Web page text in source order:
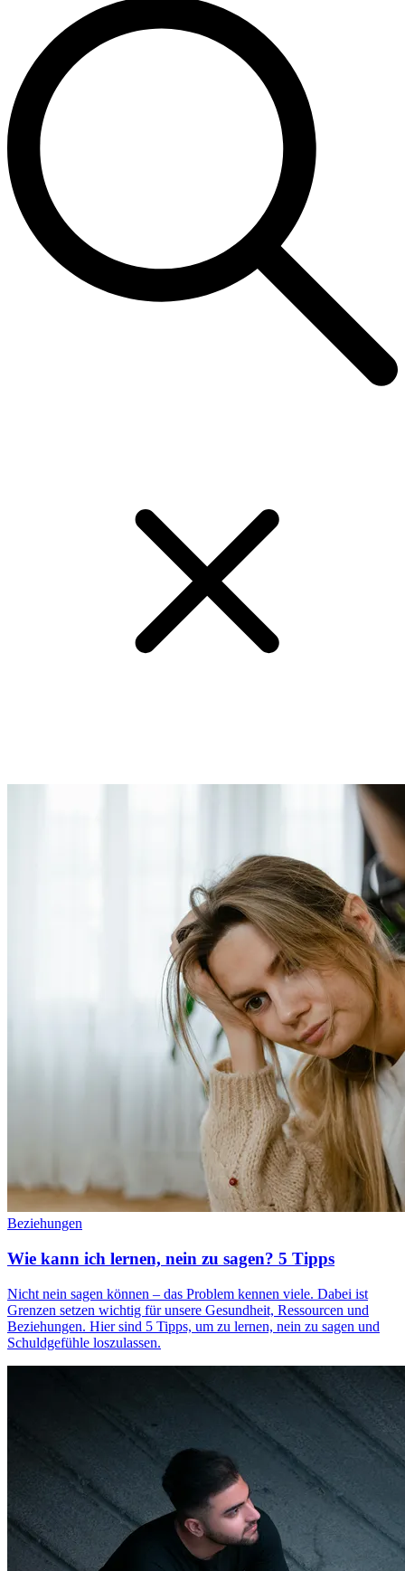
Beziehungen
Wie kann ich lernen, nein zu sagen? 5 Tipps
Nicht nein sagen können – das Problem kennen viele. Dabei ist
Grenzen setzen wichtig für unsere Gesundheit, Ressourcen und
Beziehungen. Hier sind 5 Tipps, um zu lernen, nein zu sagen und
Schuldgefühle loszulassen.